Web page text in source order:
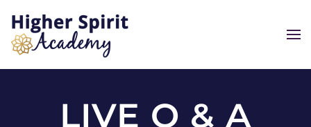
Overslaan en naar de inhoud gaan
LIVE Q & A